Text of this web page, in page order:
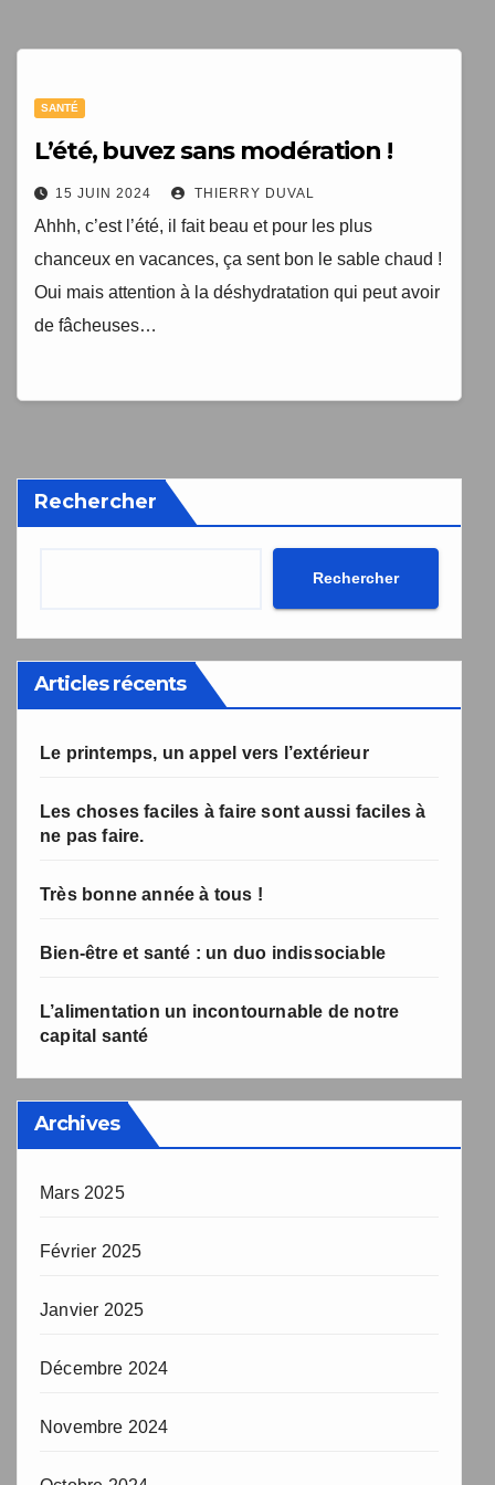
SANTÉ
L’été, buvez sans modération !
15 JUIN 2024 THIERRY DUVAL
Ahhh, c’est l’été, il fait beau et pour les plus
chanceux en vacances, ça sent bon le sable chaud !
Oui mais attention à la déshydratation qui peut avoir
de fâcheuses…
Rechercher
Rechercher
Articles récents
Le printemps, un appel vers l’extérieur
Les choses faciles à faire sont aussi faciles à
ne pas faire.
Très bonne année à tous !
Bien-être et santé : un duo indissociable
L’alimentation un incontournable de notre
capital santé
Archives
Mars 2025
Février 2025
Janvier 2025
Décembre 2024
Novembre 2024
"Les clés du bien vieillir en bonne santé"
désinscrire à tout moment en utilisant le lien de
désabonnement intégré dans la newsletter.
Une erreur est survenue lors de la soumission du
formulaire. Merci de réessayer ou de recharger la page.
Votre inscription a bien été prise en compte, et le livre
numérique a été envoyé avec succès et devrait arriver
avez indiquée.